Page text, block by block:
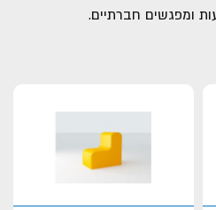
ומפגשים חברתיים.